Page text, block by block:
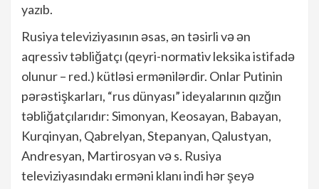
yazıb.
Rusiya televiziyasının əsas, ən təsirli və ən
aqressiv təbliğatçı (qeyri-normativ leksika istifadə
olunur – red.) kütləsi ermənilərdir. Onlar Putinin
pərəstişkarları, “rus dünyası” ideyalarının qızğın
təbliğatçılarıdır: Simonyan, Keosayan, Babayan,
Kurqinyan, Qabrelyan, Stepanyan, Qalustyan,
Andresyan, Martirosyan və s. Rusiya
televiziyasındakı erməni klanı indi hər şeyə